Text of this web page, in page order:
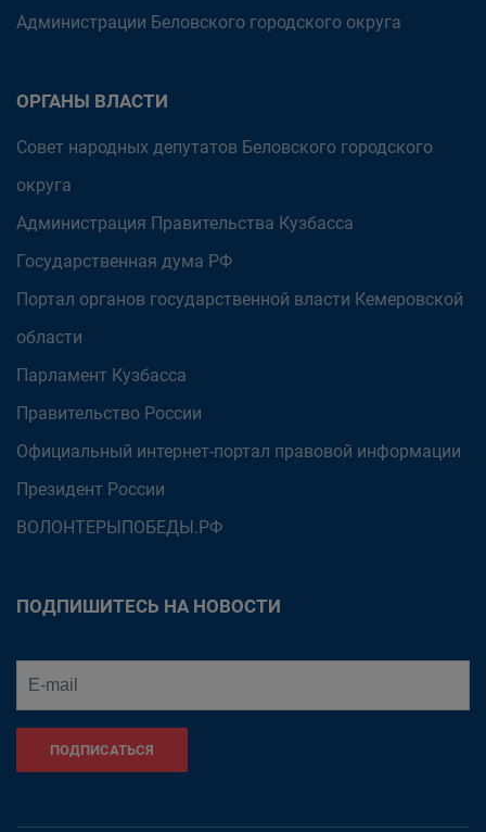
Администрации Беловского городского округа
ОРГАНЫ ВЛАСТИ
Совет народных депутатов Беловского городского
округа
Администрация Правительства Кузбасса
Государственная дума РФ
Портал органов государственной власти Кемеровской
области
Парламент Кузбасса
Правительство России
Официальный интернет-портал правовой информации
Президент России
ВОЛОНТЕРЫПОБЕДЫ.РФ
ПОДПИШИТЕСЬ НА НОВОСТИ
ПОДПИСАТЬСЯ